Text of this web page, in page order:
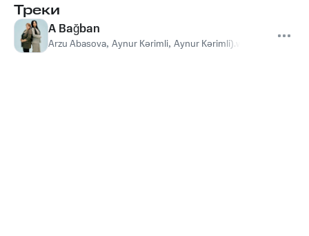
Треки
A Bağban
Arzu Abasova, Aynur Kərimli, Aynur Kərimli).wav